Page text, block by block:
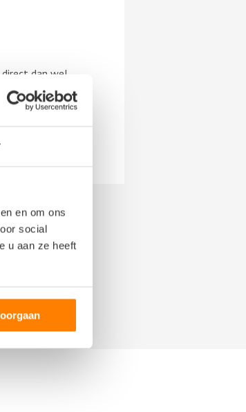
en om ons
social
u aan ze heeft
dan wel
zijn de